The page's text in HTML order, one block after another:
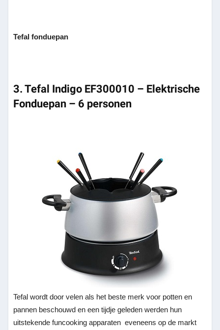
Tefal fonduepan
3. Tefal Indigo EF300010 – Elektrische
Fonduepan – 6 personen
Tefal wordt door velen als het beste merk voor potten en
pannen beschouwd en een tijdje geleden werden hun
uitstekende funcooking apparaten eveneens op de markt